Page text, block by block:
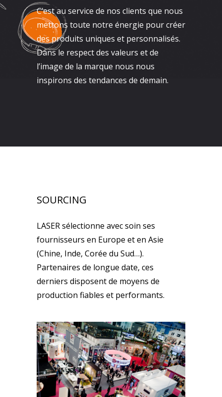
C’est au service de nos clients que nous
mettons toute notre énergie pour créer
des produits uniques et personnalisés.
Dans le respect des valeurs et de
l’image de la marque nous nous
inspirons des tendances de demain.
SOURCING
LASER sélectionne avec soin ses
fournisseurs en Europe et en Asie
(Chine, Inde, Corée du Sud…).
Partenaires de longue date, ces
derniers disposent de moyens de
production fiables et performants.